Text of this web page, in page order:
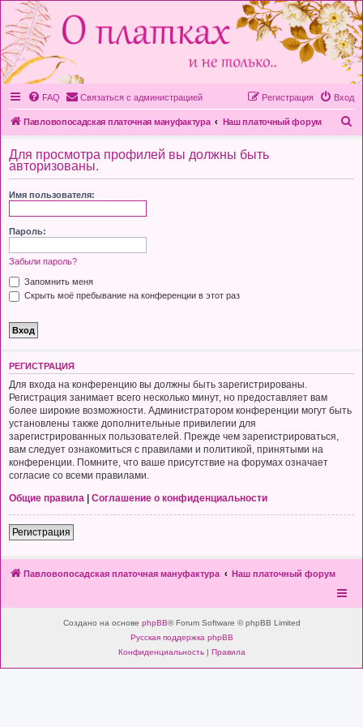
FAQ Связаться с администрацией Вход
Регистрация
Павловопосадская платочная мануфактура Наш платочный форум
с
Для просмотра профилей вы должны быть
авторизованы.
Имя пользователя:
Пароль:
Забыли пароль?
Запомнить меня
Скрыть моё пребывание на конференции в этот раз
РЕГИСТРАЦИЯ
Для входа на конференцию вы должны быть зарегистрированы.
Регистрация занимает всего несколько минут, но предоставляет вам
более широкие возможности. Администратором конференции могут быть
установлены также дополнительные привилегии для
зарегистрированных пользователей. Прежде чем зарегистрироваться,
вам следует ознакомиться с правилами и политикой, принятыми на
конференции. Помните, что ваше присутствие на форумах означает
согласие со всеми правилами.
Общие правила
Соглашение о конфиденциальности
Регистрация
Павловопосадская платочная мануфактура Наш платочный форум
Создано на основе phpBB® Forum Software © phpBB Limited
Русская поддержка phpBB
Конфиденциальность| Правила